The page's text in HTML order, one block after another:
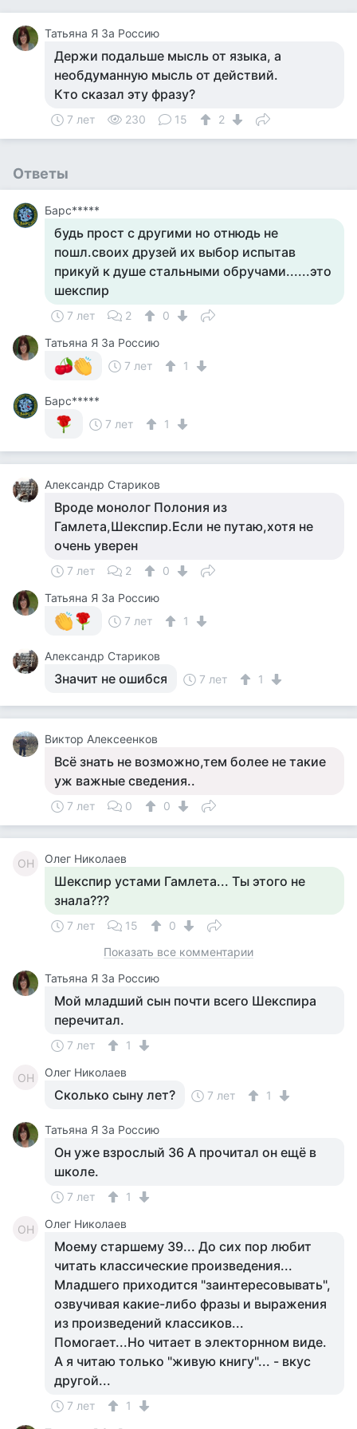
Татьяна Я За Россию
Держи подальше мысль от языка, а
необдуманную мысль от действий.
Кто сказал эту фразу?
7 лет 230 15 2
Ответы
Барс*****
будь прост с другими но отнюдь не
пошл.своих друзей их выбор испытав
прикуй к душе стальными обручами......это
шекспир
7 лет 2
0
Татьяна Я За Россию
7 лет
1
Барс*****
7 лет
1
Александр Стариков
Вроде монолог Полония из
Гамлета,Шекспир.Если не путаю,хотя не
очень уверен
7 лет 2
0
Татьяна Я За Россию
7 лет
1
Александр Стариков
Значит не ошибся 7 лет 1
Виктор Алексеенков
Всё знать не возможно,тем более не такие
уж важные сведения..
7 лет 0 0
ОН Олег Николаев
Шекспир устами Гамлета... Ты этого не
знала???
7 лет 15
0
Показать все комментарии
Татьяна Я За Россию
Мой младший сын почти всего Шекспира
перечитал.
7 лет 1
ОН Олег Николаев
Сколько сыну лет? 7 лет 1
Татьяна Я За Россию
Он уже взрослый 36 А прочитал он ещё в
школе.
7 лет 1
ОН Олег Николаев
Моему старшему 39... До сих пор любит
читать классические произведения...
Младшего приходится "заинтересовывать",
озвучивая какие-либо фразы и выражения
из произведений классиков...
Помогает...Но читает в электорнном виде.
А я читаю только "живую книгу"... - вкус
другой...
7 лет
1